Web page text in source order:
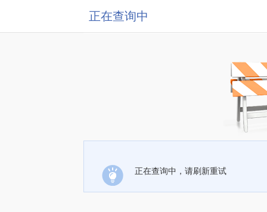
正在查询中
正在查询中，请刷新重试